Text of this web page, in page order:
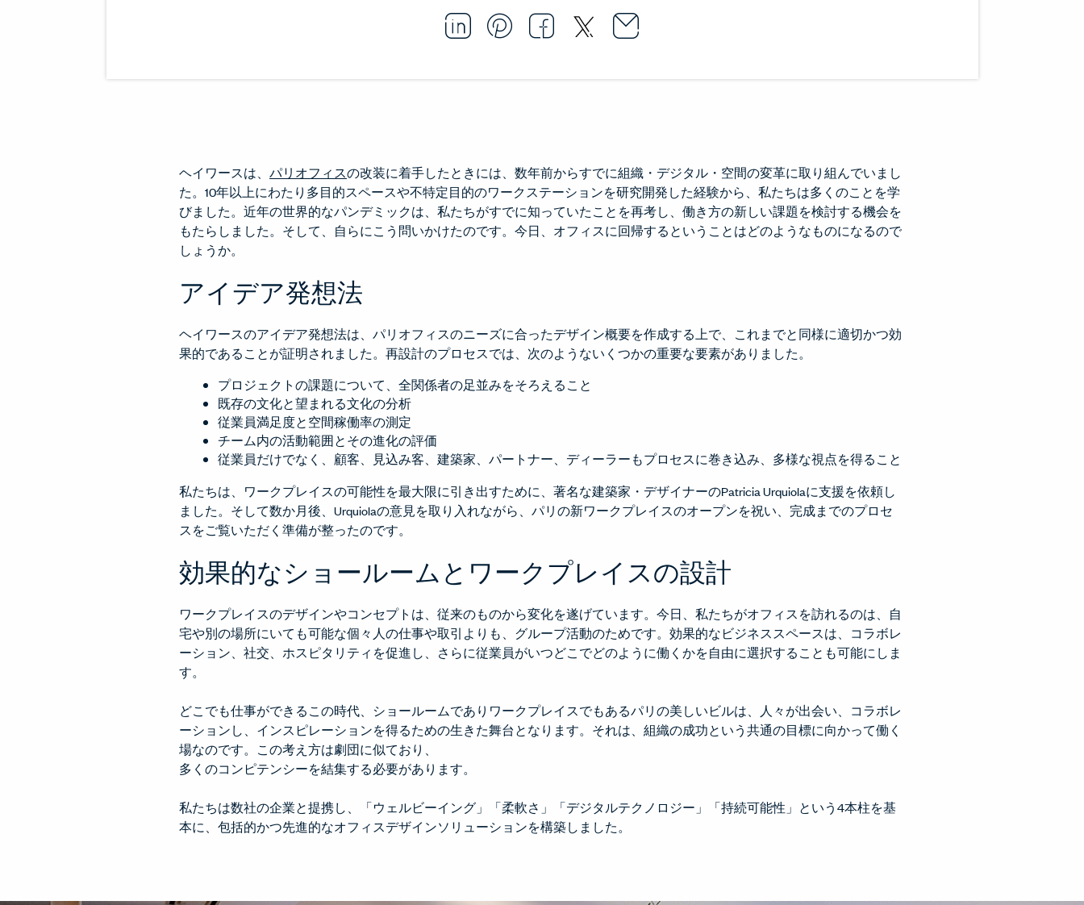
Share this article on LinkedIn.
Opens in a new window.
Pin this article on Pinterest.
Opens in a new window.
Share this article on Facebook.
Opens in a new window.
Share this article on Twitter.
Opens in a new window.
Email this article to a friend or colleague.
Opens in a new window.
ヘイワースは、 パリオフィスの改装に着手したときには、数年前からすでに組織・デジタル・空間の変革に取り組んでいまし
た。10年以上にわたり多目的スペースや不特定目的のワークステーションを研究開発した経験から、私たちは多くのことを学
びました。近年の世界的なパンデミックは、私たちがすでに知っていたことを再考し、働き方の新しい課題を検討する機会を
もたらしました。そして、自らにこう問いかけたのです。今日、オフィスに回帰するということはどのようなものになるので
しょうか。
アイデア発想法
ヘイワースのアイデア発想法は、パリオフィスのニーズに合ったデザイン概要を作成する上で、これまでと同様に適切かつ効
果的であることが証明されました。再設計のプロセスでは、次のようないくつかの重要な要素がありました。
プロジェクトの課題について、全関係者の足並みをそろえること
既存の文化と望まれる文化の分析
従業員満足度と空間稼働率の測定
チーム内の活動範囲とその進化の評価
従業員だけでなく、顧客、見込み客、建築家、パートナー、ディーラーもプロセスに巻き込み、多様な視点を得ること
私たちは、ワークプレイスの可能性を最大限に引き出すために、著名な建築家・デザイナーのPatricia Urquiolaに支援を依頼し
ました。そして数か月後、Urquiolaの意見を取り入れながら、パリの新ワークプレイスのオープンを祝い、完成までのプロセ
スをご覧いただく準備が整ったのです。
効果的なショールームとワークプレイスの設計
ワークプレイスのデザインやコンセプトは、従来のものから変化を遂げています。今日、私たちがオフィスを訪れるのは、自
宅や別の場所にいても可能な個々人の仕事や取引よりも、グループ活動のためです。効果的なビジネススペースは、コラボレ
ーション、社交、ホスピタリティを促進し、さらに従業員がいつどこでどのように働くかを自由に選択することも可能にしま
す。
どこでも仕事ができるこの時代、ショールームでありワークプレイスでもあるパリの美しいビルは、人々が出会い、コラボレ
ーションし、インスピレーションを得るための生きた舞台となります。それは、組織の成功という共通の目標に向かって働く
場なのです。この考え方は劇団に似ており、
多くのコンピテンシーを結集する必要があります。
私たちは数社の企業と提携し、「ウェルビーイング」「柔軟さ」「デジタルテクノロジー」「持続可能性」という4本柱を基
本に、包括的かつ先進的なオフィスデザインソリューションを構築しました。